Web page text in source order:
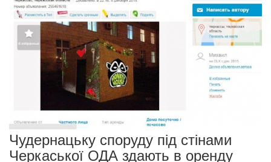
Чудернацьку споруду під стінами
Черкаської ОДА здають в оренду